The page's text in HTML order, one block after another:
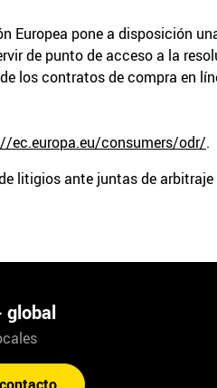
Europea pone a disposición
de punto de acceso a la
los contratos de compra en
ec.europa.eu/consumers/odr/.
litigios ante juntas de
global